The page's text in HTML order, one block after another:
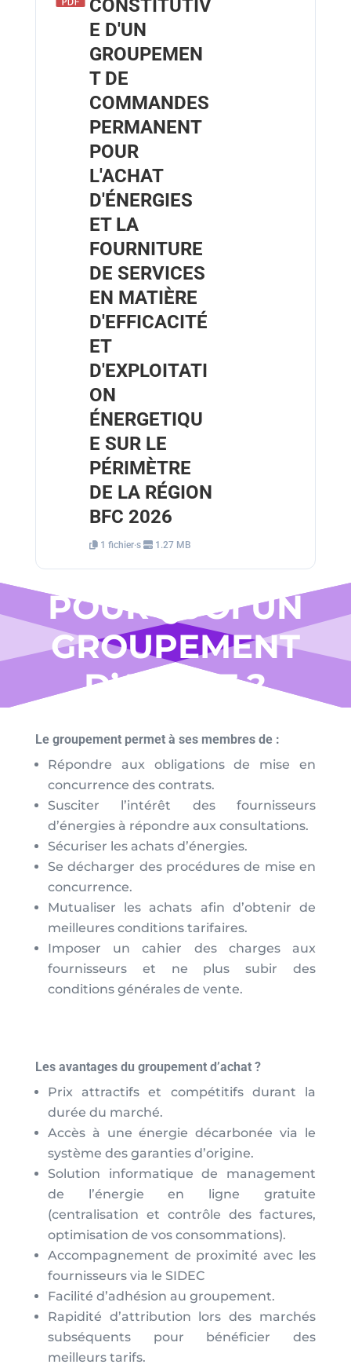
CONSTITUTIV
E D'UN
GROUPEMEN
T DE
COMMANDES
PERMANENT
POUR
L'ACHAT
D'ÉNERGIES
ET LA
FOURNITURE
DE SERVICES
EN MATIÈRE
D'EFFICACITÉ
ET
D'EXPLOITATI
ON
ÉNERGETIQU
E SUR LE
PÉRIMÈTRE
DE LA RÉGION
BFC 2026
1 fichier·s 1.27 MB
POURQUOI UN
GROUPEMENT
D’ACHAT ?
Le groupement permet à ses membres de :
Répondre aux obligations de mise en
concurrence des contrats.
Susciter l’intérêt des fournisseurs
d’énergies à répondre aux consultations.
Sécuriser les achats d’énergies.
Se décharger des procédures de mise en
concurrence.
Mutualiser les achats afin d’obtenir de
meilleures conditions tarifaires.
Imposer un cahier des charges aux
fournisseurs et ne plus subir des
conditions générales de vente.
Les avantages du groupement d’achat ?
Prix attractifs et compétitifs durant la
durée du marché.
Accès à une énergie décarbonée via le
système des garanties d’origine.
Solution informatique de management
de l’énergie en ligne gratuite
(centralisation et contrôle des factures,
optimisation de vos consommations).
Accompagnement de proximité avec les
fournisseurs via le SIDEC
Facilité d’adhésion au groupement.
Rapidité d’attribution lors des marchés
subséquents pour bénéficier des
meilleurs tarifs.